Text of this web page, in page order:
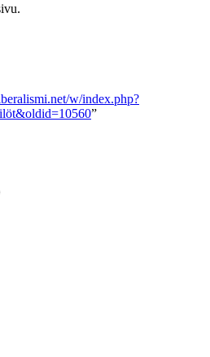
w/index.php?
”